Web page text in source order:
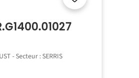
- Secteur : SERRIS